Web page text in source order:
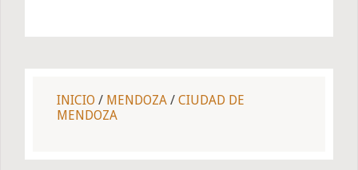
INICIO / MENDOZA / CIUDAD DE
MENDOZA